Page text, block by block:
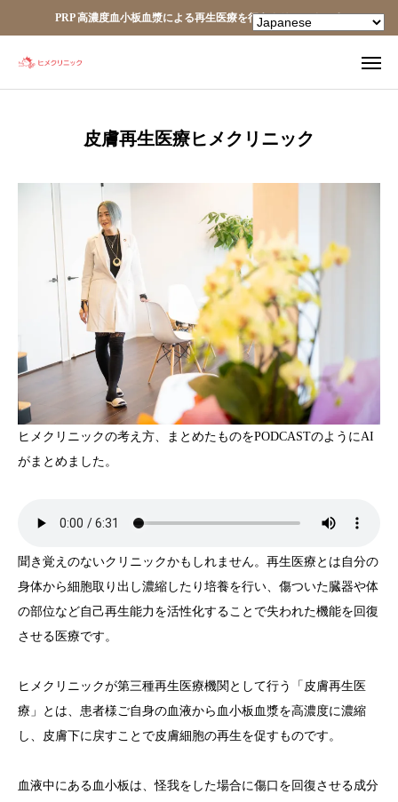
PRP 高濃度血小板血漿による再生医療を行うクリニックです
皮膚再生医療ヒメクリニック
ヒメクリニックの考え方、まとめたものをPODCASTのようにAI
がまとめました。
聞き覚えのないクリニックかもしれません。再生医療とは自分の
身体から細胞取り出し濃縮したり培養を行い、傷ついた臓器や体
の部位など自己再生能力を活性化することで失われた機能を回復
させる医療です。
ヒメクリニックが第三種再生医療機関として行う「皮膚再生医
療」とは、患者様ご自身の血液から血小板血漿を高濃度に濃縮
し、皮膚下に戻すことで皮膚細胞の再生を促すものです。
血液中にある血小板は、怪我をした場合に傷口を回復させる成分
HOME
あなたの細胞が、あなたを治す。
ヒメクリニック
ヒメクリニック通信
水曜会
Contents
料金
診察予約
再生医療ネットワーク